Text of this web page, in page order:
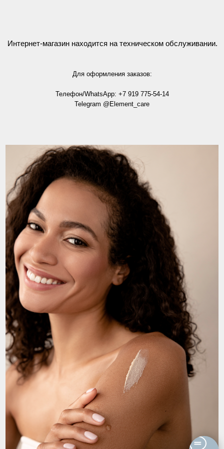
Интернет-магазин находится на техническом обслуживании.
Для оформления заказов:
Телефон/WhatsApp: +7 919 775‑54‑14
Telegram @Element_care